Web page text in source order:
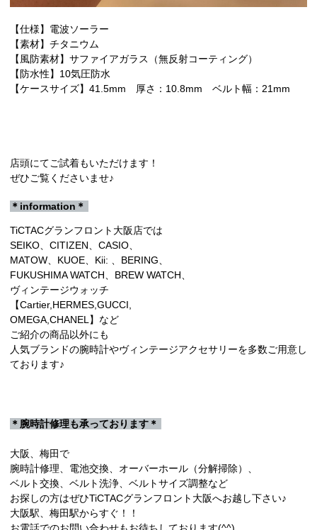
【仕様】電波ソーラー
【素材】チタニウム
【風防素材】 サファイアガラス（無反射コーティング）
【防水性】10気圧防水
【ケースサイズ】41.5mm 厚さ：10.8mm ベルト幅：21mm
店頭にてご試着もいただけます！
ぜひご覧くださいませ♪
＊information＊
TiCTACグランフロント大阪店では
SEIKO、CITIZEN、CASIO、
MATOW、KUOE、Kii: 、BERING、
FUKUSHIMA WATCH、BREW WATCH、
ヴィンテージウォッチ
【Cartier,HERMES,GUCCI,
OMEGA,CHANEL】など
ご紹介の商品以外にも
人気ブランドの腕時計やヴィンテージアクセサリーを多数ご用意し
ております♪
＊腕時計修理も承っております＊
大阪、梅田で
腕時計修理、電池交換、オーバーホール（分解掃除）、
ベルト交換、ベルト洗浄、ベルトサイズ調整など
お探しの方はぜひTiCTACグランフロント大阪へお越し下さい♪
大阪駅、梅田駅からすぐ！！